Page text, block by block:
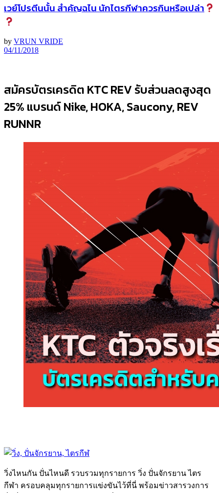
เวย์โปรตีนนั้น สำคัญฉไน นักไตรกีฬาควรกินหรือเปล่า
by VRUN VRIDE
04/11/2018
สมัครบัตรเครดิต KTC REV รับส่วนลดสูงสุด
25% แบรนด์ Nike, HOKA, Saucony, REV
RUNNR
วิ่งไหนกัน ปั่นไหนดี รวบรวมทุกรายการ วิ่ง ปั่นจักรยาน ไตร
กีฬา ครอบคลุมทุกรายการแข่งขันไว้ที่นี่ พร้อมข่าวสารวงการ